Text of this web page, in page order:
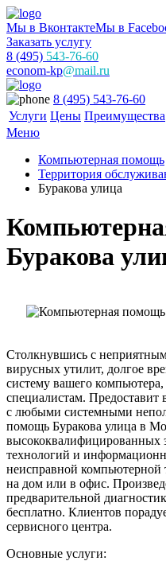
Мы в ВконтактеМы в
Заказать услугу
8 (495) 543-76-60
econom-kp@mail.ru
8 (495) 543-76-60
Услуги Цены Преимущества
Меню
Компьютерная помощь
Территория
Буракова улица
Буракова
Столкнувшись с
вирусных утилит, долгое
систему вашего компьютера,
специалистам. Предоставит
с любыми системными
помощь Буракова улица в
высококвалифицированных
технологий и
неисправной компьютерной
на дом или в офис.
предварительной
бесплатно. Клиентов
сервисного центра.
Основные услуги: